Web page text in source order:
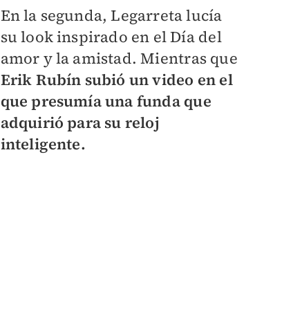
En la segunda, Legarreta lucía
su look inspirado en el Día del
amor y la amistad. Mientras que
Erik Rubín subió un video en el
que presumía una funda que
adquirió para su reloj
inteligente.